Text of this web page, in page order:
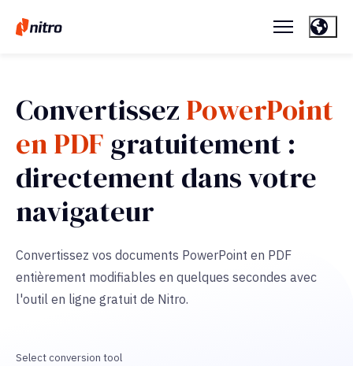
Convertissez PowerPoint
en PDF gratuitement :
directement dans votre
navigateur
Convertissez vos documents PowerPoint en PDF
entièrement modifiables en quelques secondes avec
l'outil en ligne gratuit de Nitro.
Select conversion tool